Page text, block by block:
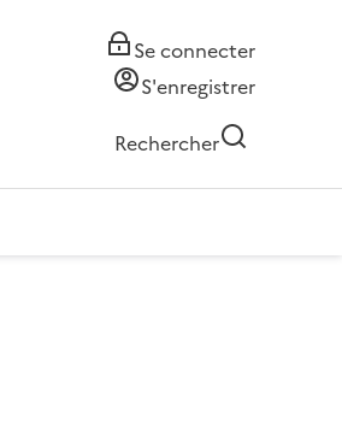
Se connecter
S'enregistrer
Rechercher